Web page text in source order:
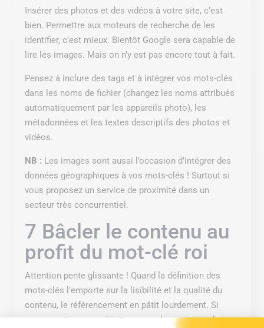
Insérer des photos et des vidéos à votre site, c’est
bien. Permettre aux moteurs de recherche de les
identifier, c’est mieux. Bientôt Google sera capable de
lire les images. Mais on n’y est pas encore tout à fait.
Pensez à inclure des tags et à intégrer vos mots-clés
dans les noms de fichier (changez les noms attribués
automatiquement par les appareils photo), les
métadonnées et les textes descriptifs des photos et
vidéos.
NB : Les images sont aussi l’occasion d’intégrer des
données géographiques à vos mots-clés ! Surtout si
vous proposez un service de proximité dans un
secteur très concurrentiel.
7 Bâcler le contenu au
profit du mot-clé roi
Attention pente glissante ! Quand la définition des
mots-clés l’emporte sur la lisibilité et la qualité du
contenu, le référencement en pâtit lourdement. Si
auparavant on pouvait « tromper » les moteurs de